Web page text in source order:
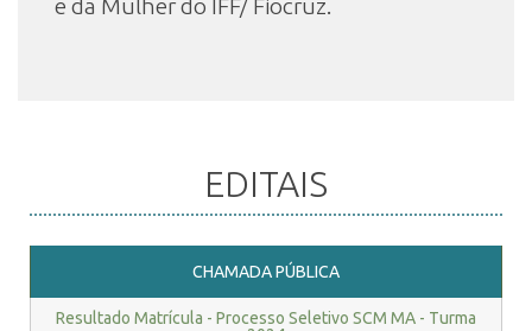
e da Mulher do IFF/ Fiocruz.
EDITAIS
CHAMADA PÚBLICA
Resultado Matrícula - Processo Seletivo SCM MA - Turma